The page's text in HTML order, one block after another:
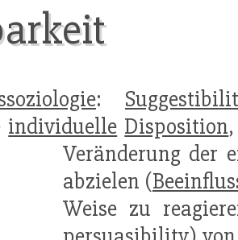
:
individuelle Disposition
Veränderung der
abzielen (
Weise zu